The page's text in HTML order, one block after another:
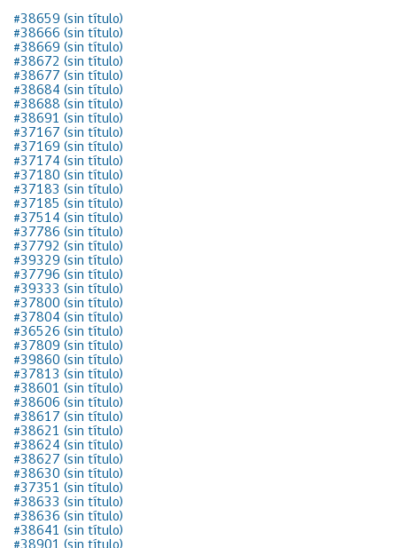
#38659 (sin título)
#38666 (sin título)
#38669 (sin título)
#38672 (sin título)
#38677 (sin título)
#38684 (sin título)
#38688 (sin título)
#38691 (sin título)
#37167 (sin título)
#37169 (sin título)
#37174 (sin título)
#37180 (sin título)
#37183 (sin título)
#37185 (sin título)
#37514 (sin título)
#37786 (sin título)
#37792 (sin título)
#39329 (sin título)
#37796 (sin título)
#39333 (sin título)
#37800 (sin título)
#37804 (sin título)
#36526 (sin título)
#37809 (sin título)
#39860 (sin título)
#37813 (sin título)
#38601 (sin título)
#38606 (sin título)
#38617 (sin título)
#38621 (sin título)
#38624 (sin título)
#38627 (sin título)
#38630 (sin título)
#37351 (sin título)
#38633 (sin título)
#38636 (sin título)
#38641 (sin título)